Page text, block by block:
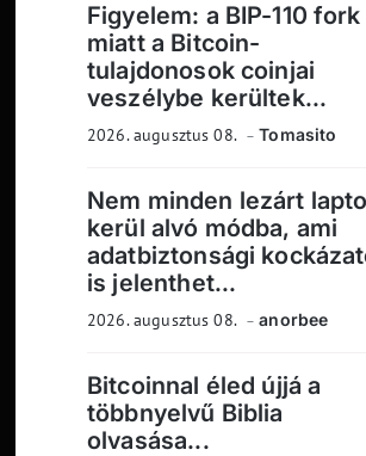
Figyelem: a BIP-110 fork
miatt a Bitcoin-
tulajdonosok coinjai
veszélybe kerültek...
2026. augusztus 08. Tomasito
Nem minden lezárt
kerül alvó módba, ami
adatbiztonsági
is jelenthet...
2026. augusztus 08. anorbee
Bitcoinnal éled újjá a
többnyelvű Biblia
olvasása...